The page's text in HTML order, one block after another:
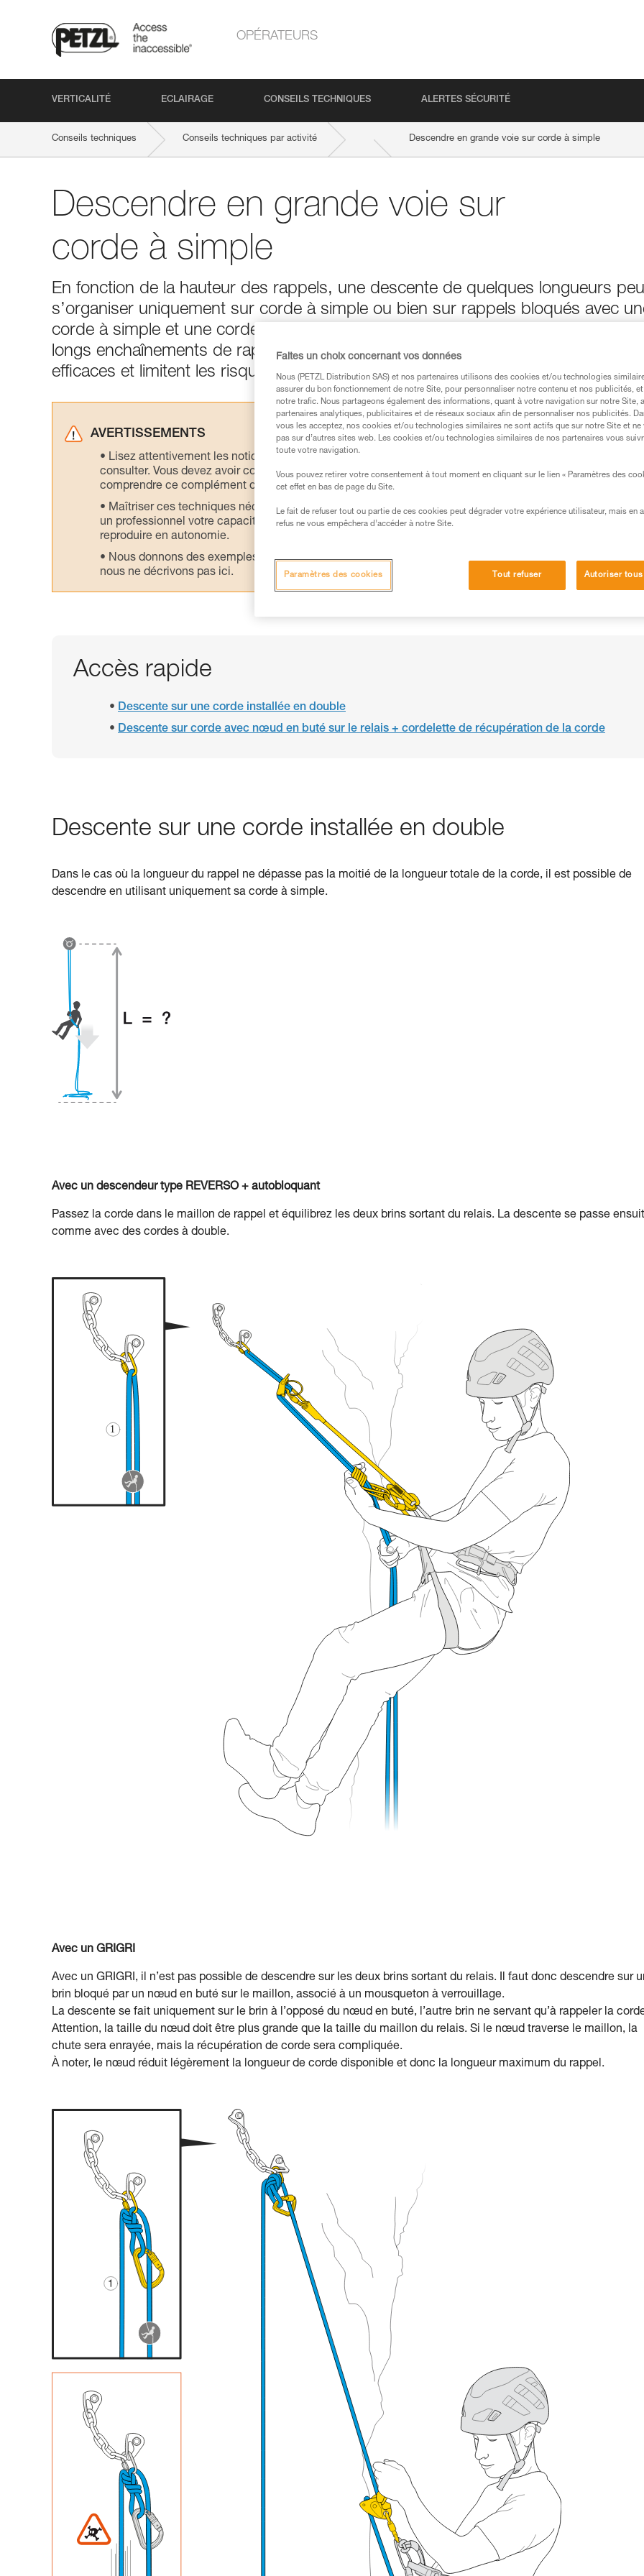
OPÉRATEURS
VERTICALITÉ ECLAIRAGE CONSEILS TECHNIQUES ALERTES SÉCURITÉ
Conseils techniques Conseils techniques par activité Descendre en grande voie sur corde à simple
Descendre en grande voie sur
corde à simple
En fonction de la hauteur des rappels, une descente de quelques longueurs
s’organiser uniquement sur corde à simple ou bien sur rappels bloqués avec
corde à simple et une cordelette permettant la récupération de la corde. Pour
longs enchaînements de rappel, les cordes à double ou jumelées sont plus
efficaces et limitent les risques de mauvaises manipulations.
AVERTISSEMENTS
Lisez attentivement les notices techniques des produits utilisés dans ce conseil avant de le
consulter. Vous devez avoir compris les informations de la notice technique pour pouvoir
comprendre ce complément d’informations.
Maîtriser ces techniques nécessite une formation et un entraînement spécifique. Validez avec
un professionnel votre capacité à refaire la manipulation, seul, en toute sécurité, avant de la
reproduire en autonomie.
Nous donnons des exemples de techniques liées à votre activité. Il peut en exister d’autres que
nous ne décrivons pas ici.
Accès rapide
Descente sur une corde installée en double
Descente sur corde avec nœud en buté sur le relais + cordelette de récupération de la corde
Descente sur une corde installée en double
Dans le cas où la longueur du rappel ne dépasse pas la moitié de la longueur totale de la corde, il est possible de
descendre en utilisant uniquement sa corde à simple.
Avec un descendeur type REVERSO + autobloquant
Passez la corde dans le maillon de rappel et équilibrez les deux brins sortant du relais. La descente se passe
comme avec des cordes à double.
Avec un GRIGRI
Avec un GRIGRI, il n’est pas possible de descendre sur les deux brins sortant du relais. Il faut donc descendre sur
brin bloqué par un nœud en buté sur le maillon, associé à un mousqueton à verrouillage.
La descente se fait uniquement sur le brin à l’opposé du nœud en buté, l’autre brin ne servant qu’à rappeler la
Attention, la taille du nœud doit être plus grande que la taille du maillon du relais. Si le nœud traverse le maillon, la
chute sera enrayée, mais la récupération de corde sera compliquée.
À noter, le nœud réduit légèrement la longueur de corde disponible et donc la longueur maximum du rappel.
Faites un choix concernant vos données
Nous (PETZL Distribution SAS) et nos partenaires utilisons des cookies et/ou technologies
assurer du bon fonctionnement de notre Site, pour personnaliser notre contenu et nos publicités,
notre trafic. Nous partageons également des informations, quant à votre navigation sur notre Site,
partenaires analytiques, publicitaires et de réseaux sociaux afin de personnaliser nos publicités.
vous les acceptez, nos cookies et/ou technologies similaires ne sont actifs que sur notre Site et ne
pas sur d’autres sites web. Les cookies et/ou technologies similaires de nos partenaires vous
toute votre navigation.
Vous pouvez retirer votre consentement à tout moment en cliquant sur le lien « Paramètres des
cet effet en bas de page du Site.
Le fait de refuser tout ou partie de ces cookies peut dégrader votre expérience utilisateur, mais en
refus ne vous empêchera d’accéder à notre Site.
Tout refuser Autoriser
Paramètres des cookies